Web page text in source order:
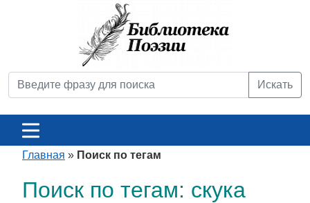
Искать
Главная » Поиск по тегам
Поиск по тегам: скука